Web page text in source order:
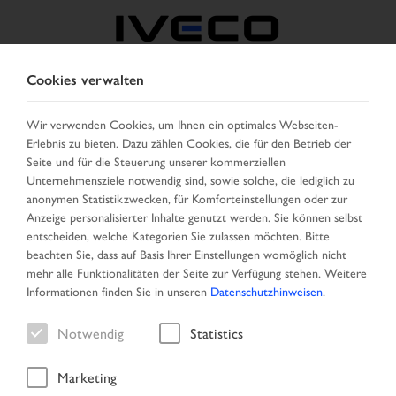
ÖSTERREICH
LAND AUSWÄHLEN SPRACHE ÄNDERN
Toggle
navigation
MENU
Fahrzeug
Startseite Neu eingetroffen
Cookies verwalten
Wir verwenden Cookies, um Ihnen ein optimales Webseiten-
Erlebnis zu bieten. Dazu zählen Cookies, die für den Betrieb der
Seite und für die Steuerung unserer kommerziellen
Unternehmensziele notwendig sind, sowie solche, die lediglich zu
anonymen Statistikzwecken, für Komforteinstellungen oder zur
Anzeige personalisierter Inhalte genutzt werden. Sie können selbst
entscheiden, welche Kategorien Sie zulassen möchten. Bitte
beachten Sie, dass auf Basis Ihrer Einstellungen womöglich nicht
mehr alle Funktionalitäten der Seite zur Verfügung stehen. Weitere
Informationen finden Sie in unseren Datenschutzhinweisen.
Notwendig Statistics
Marketing